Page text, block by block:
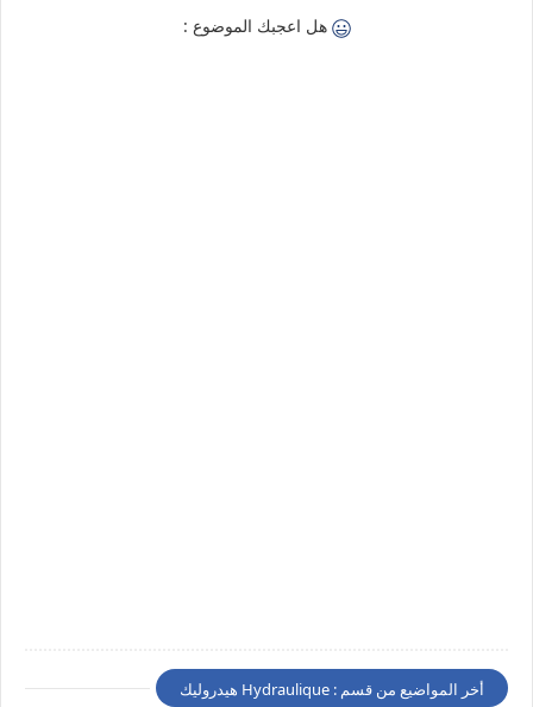
هل اعجبك الموضوع :
أخر المواضيع من قسم : Hydraulique هيدروليك